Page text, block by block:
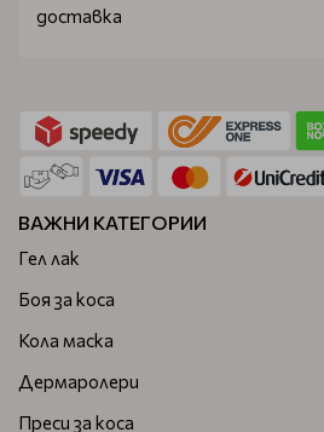
доставка
ВАЖНИ КАТЕГОРИИ
Гел лак
Боя за коса
Кола маска
Дермаролери
Преси за коса